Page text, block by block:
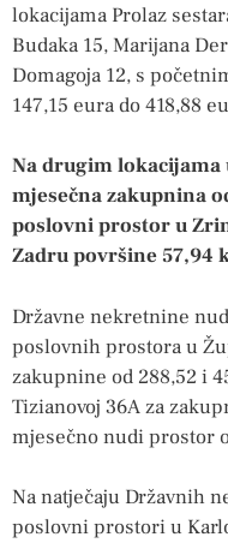
lokacijama Prolaz
Budaka 15, Marijana
Domagoja 12, s
147,15 eura do 418,88
Na drugim lokacijama
mjesečna zakupnina
poslovni prostor u
Zadru površine 57,94
Državne nekretnine
poslovnih prostora u
zakupnine od 288,52 i
Tizianovoj 36A za
mjesečno nudi prostor
Na natječaju Državnih
poslovni prostori u